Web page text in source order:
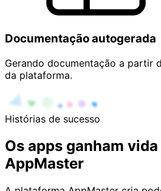
Documentação autogerada
Gerando documentação a partir
da plataforma.
Histórias de sucesso
Os apps ganham
AppMaster